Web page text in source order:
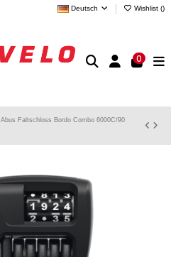
Deutsch Wishlist ()
0
Abus Faltschloss Bordo Combo 6000C/90